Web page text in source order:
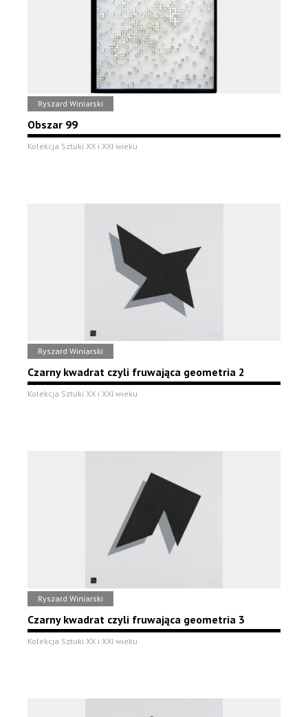
Ryszard Winiarski
Obszar 99
Kolekcja Sztuki XX i XXI wieku
Ryszard Winiarski
Czarny kwadrat czyli fruwająca geometria 2
Kolekcja Sztuki XX i XXI wieku
Ryszard Winiarski
Czarny kwadrat czyli fruwająca geometria 3
Kolekcja Sztuki XX i XXI wieku